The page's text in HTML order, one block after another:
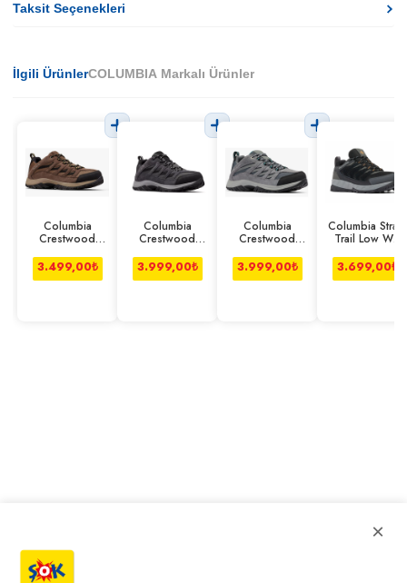
Taksit Seçenekleri
İlgili ÜrünlerCOLUMBIA Markalı Ürünler
Columbia
Crestwood
Kahverengi
3.499,00₺
Columbia
Crestwood
Gri
3.999,00₺
Columbia
Crestwood
3.999,00₺
Columbia Strata
Trail Low Wp
Siyah
3.699,00₺
×